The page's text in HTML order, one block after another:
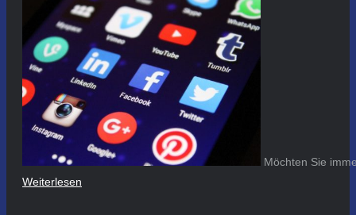
Möchten Sie
Weiterlesen